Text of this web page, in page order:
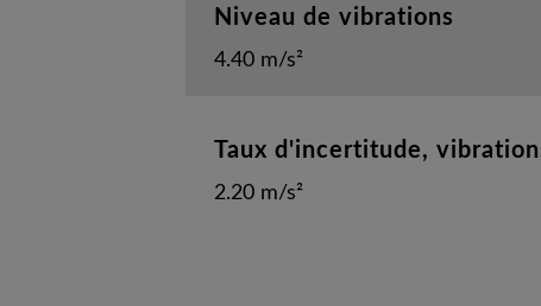
Niveau de vibrations
4.40 m/s²
Taux d'incertitude,
2.20 m/s²